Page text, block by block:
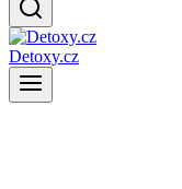
Detoxy.cz